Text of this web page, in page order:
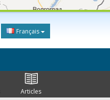
Français
Articles